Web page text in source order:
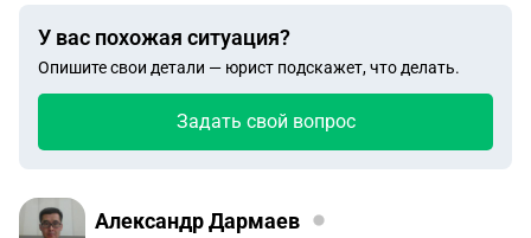
У вас похожая ситуация?
Опишите свои детали — юрист подскажет, что делать.
Задать свой вопрос
Александр Дармаев